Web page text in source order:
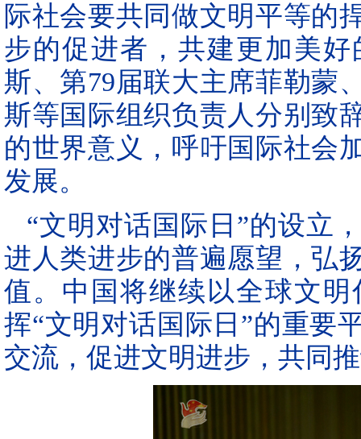
际社会要共同做文明平等的
步的促进者，共建更加美
斯、第79届联大主席菲勒蒙
斯等国际组织负责人分别致
的世界意义，呼吁国际社会
发展。
“文明对话国际日”的设立
进人类进步的普遍愿望，弘
值。中国将继续以全球文
挥“文明对话国际日”的重要
交流，促进文明进步，共同